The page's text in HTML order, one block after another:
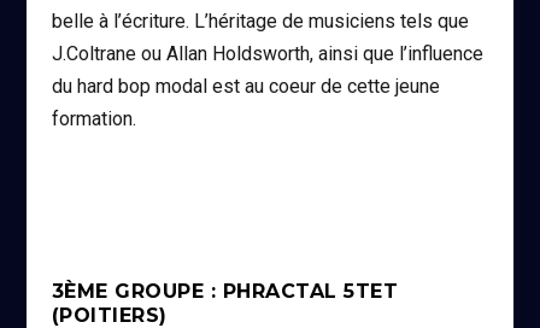
belle à l’écriture. L’héritage de musiciens tels que
J.Coltrane ou Allan Holdsworth, ainsi que l’influence
du hard bop modal est au coeur de cette jeune
formation.
3ÈME GROUPE : PHRACTAL 5TET
(POITIERS)